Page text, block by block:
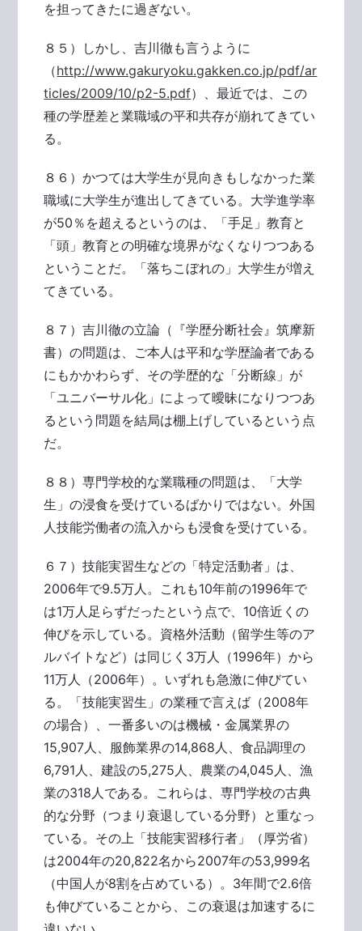
を担ってきたに過ぎない。
８５）しかし、吉川徹も言うように
（http://www.gakuryoku.gakken.co.jp/pdf/ar
ticles/2009/10/p2-5.pdf）、最近では、この
種の学歴差と業職域の平和共存が崩れてきてい
る。
８６）かつては大学生が見向きもしなかった業
職域に大学生が進出してきている。大学進学率
が50％を超えるというのは、「手足」教育と
「頭」教育との明確な境界がなくなりつつある
ということだ。「落ちこぼれの」大学生が増え
てきている。
８７）吉川徹の立論（『学歴分断社会』筑摩新
書）の問題は、ご本人は平和な学歴論者である
にもかかわらず、その学歴的な「分断線」が
「ユニバーサル化」によって曖昧になりつつあ
るという問題を結局は棚上げしているという点
だ。
８８）専門学校的な業職種の問題は、「大学
生」の浸食を受けているばかりではない。外国
人技能労働者の流入からも浸食を受けている。
６７）技能実習生などの「特定活動者」は、
2006年で9.5万人。これも10年前の1996年で
は1万人足らずだったという点で、10倍近くの
伸びを示している。資格外活動（留学生等のア
ルバイトなど）は同じく3万人（1996年）から
11万人（2006年）。いずれも急激に伸びてい
る。「技能実習生」の業種で言えば（2008年
の場合）、一番多いのは機械・金属業界の
15,907人、服飾業界の14,868人、食品調理の
6,791人、建設の5,275人、農業の4,045人、漁
業の318人である。これらは、専門学校の古典
的な分野（つまり衰退している分野）と重なっ
ている。その上「技能実習移行者」（厚労省）
は2004年の20,822名から2007年の53,999名
（中国人が8割を占めている）。3年間で2.6倍
も伸びていることから、この衰退は加速するに